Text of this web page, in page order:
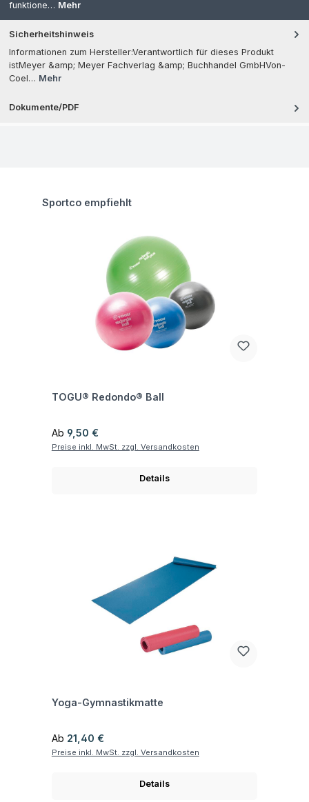
funktione… Mehr
Sicherheitshinweis
Informationen zum Hersteller:Verantwortlich für dieses Produkt
istMeyer &amp; Meyer Fachverlag &amp; Buchhandel GmbHVon-
Coel… Mehr
Dokumente/PDF
Produktgalerie überspringen
Sportco empfiehlt
TOGU® Redondo® Ball
Regulärer Preis:
Ab 9,50 €
Preise inkl. MwSt. zzgl. Versandkosten
Details
Yoga-Gymnastikmatte
Regulärer Preis:
Ab 21,40 €
Preise inkl. MwSt. zzgl. Versandkosten
Details